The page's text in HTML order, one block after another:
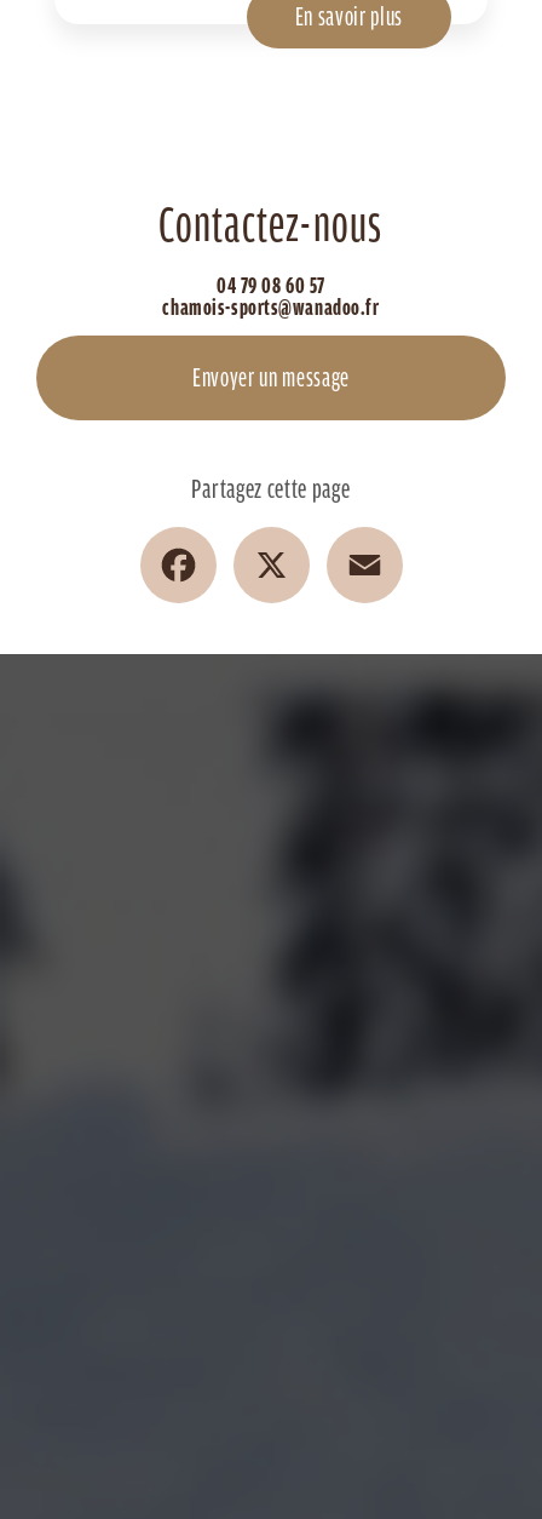
En savoir plus
Contactez-nous
04 79 08 60 57
chamois-sports@wanadoo.fr
Envoyer un message
Partagez cette page
Facebook